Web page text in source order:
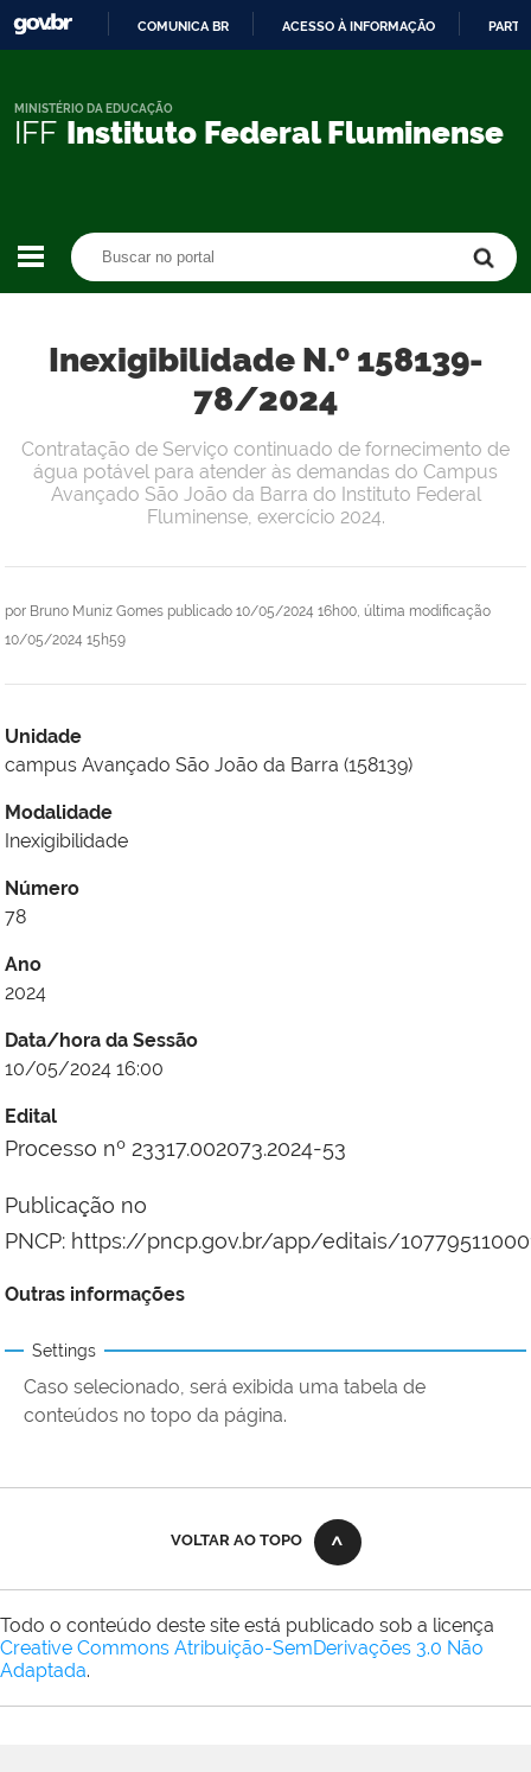
CONTEÚDO
COMUNICA BR ACESSO À INFORMAÇÃO
IFF Instituto Federal Fluminense
MINISTÉRIO DA EDUCAÇÃO
Inexigibilidade N.º 158139-
78/2024
por Bruno Muniz Gomes publicado 10/05/2024 16h00, última modificação
10/05/2024 15h59
Contratação de Serviço continuado de fornecimento de
água potável para atender às demandas do Campus
Avançado São João da Barra do Instituto Federal
Fluminense, exercício 2024.
Unidade
campus Avançado São João da Barra (158139)
Modalidade
Inexigibilidade
Número
78
Ano
2024
Data/hora da Sessão
10/05/2024 16:00
Edital
Processo nº 23317.002073.2024-53
Publicação no
PNCP: https://pncp.gov.br/app/editais/
Outras informações
Settings
Caso selecionado, será exibida uma tabela de
conteúdos no topo da página.
VOLTAR AO TOPO
Todo o conteúdo deste site está publicado sob a licença
Creative Commons Atribuição-SemDerivações 3.0 Não
Adaptada.